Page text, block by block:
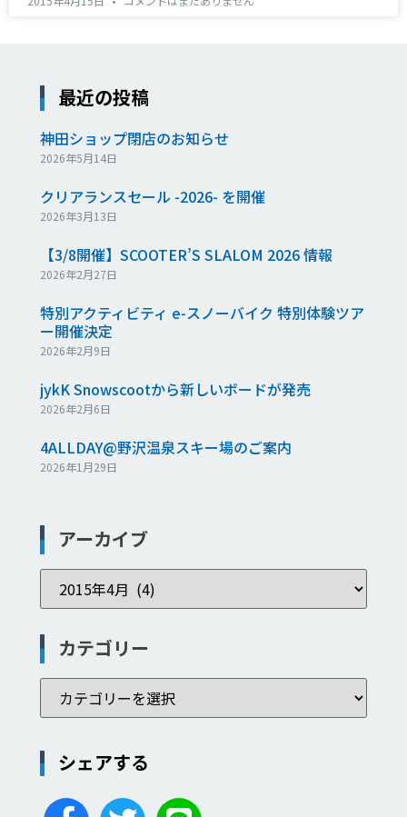
最近の投稿
神田ショップ閉店のお知らせ
2026年5月14日
クリアランスセール -2026- を開催
2026年3月13日
【3/8開催】SCOOTER’S SLALOM 2026 情報
2026年2月27日
特別アクティビティ e-スノーバイク 特別体験ツア
ー開催決定
2026年2月9日
jykK Snowscootから新しいボードが発売
2026年2月6日
4ALLDAY@野沢温泉スキー場のご案内
2026年1月29日
アーカイブ
カテゴリー
シェアする